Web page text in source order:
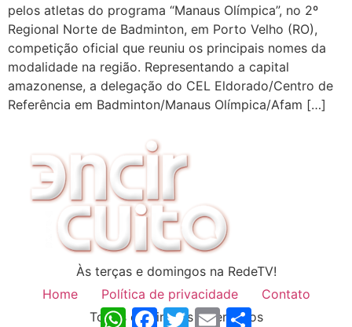
pelos atletas do programa “Manaus Olímpica”, no 2º
Regional Norte de Badminton, em Porto Velho (RO),
competição oficial que reuniu os principais nomes da
modalidade na região. Representando a capital
amazonense, a delegação do CEL Eldorado/Centro de
Referência em Badminton/Manaus Olímpica/Afam […]
Às terças e domingos na RedeTV!
Home
Política de privacidade
Contato
Todos os direitos reservados
WhatsAppFacebook
TwitterEmailShare